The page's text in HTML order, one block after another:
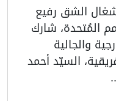
الشق رفيع
المُتحدة، شارك
والجالية
السيّد أحمد